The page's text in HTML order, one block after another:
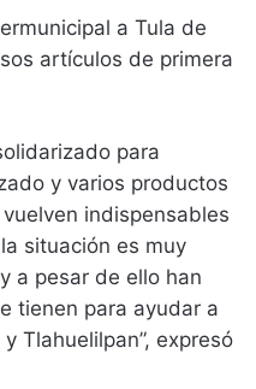
a Tula de
artículos de primera
para
y varios productos
indispensables
situación es muy
a pesar de ello han
tienen para ayudar a
Tlahuelilpan”, expresó